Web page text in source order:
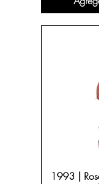
1993 |